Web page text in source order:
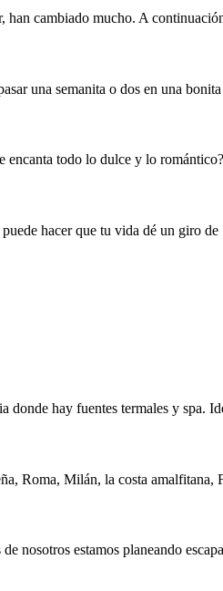
cambiado mucho. A
una semanita o dos en una
encanta todo lo dulce y lo
hacer que tu vida dé un giro
hay fuentes termales y spa.
Roma, Milán, la costa
nosotros estamos planeando